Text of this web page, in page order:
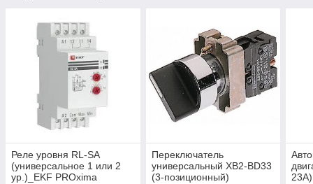
Реле уровня RL-SA
(универсальное 1 или 2
ур.)_EKF PROxima
Переключатель
универсальный XB2-BD33
(3-позиционный)
23А)